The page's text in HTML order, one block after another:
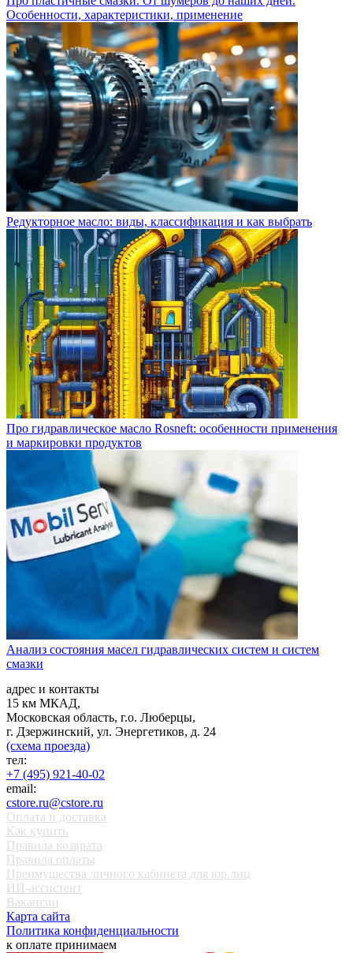
Особенности, характеристики, применение
Редукторное масло: виды, классификация и как выбрать
Про гидравлическое масло Rosneft: особенности применения
и маркировки продуктов
Анализ состояния масел гидравлических систем и систем
смазки
адрес и контакты
15 км МКАД,
Московская область, г.о. Люберцы,
г. Дзержинский, ул. Энергетиков, д. 24
(схема проезда)
тел:
+7 (495) 921-40-02
email:
cstore.ru@cstore.ru
Оплата и доставка
Как купить
Правила возврата
Правила оплаты
Преимущества личного кабинета для юр.лиц
ИИ-ассистент
Вакансии
Карта сайта
Политика конфиденциальности
к оплате принимаем